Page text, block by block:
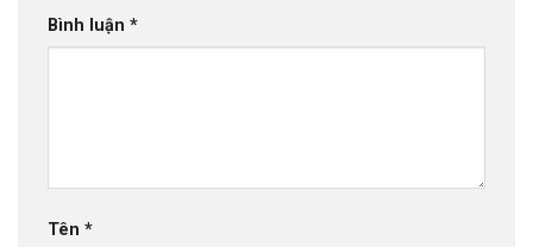
Bình luận *
Tên *